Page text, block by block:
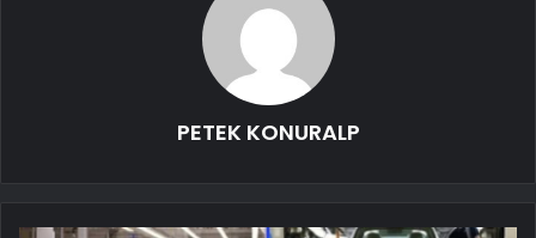
PETEK KONURALP